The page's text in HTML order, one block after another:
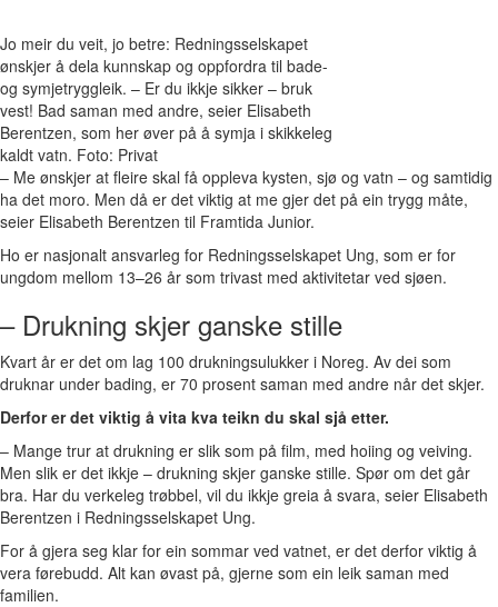
Jo meir du veit, jo betre: Redningsselskapet
ønskjer å dela kunnskap og oppfordra til bade-
og symjetryggleik. – Er du ikkje sikker – bruk
vest! Bad saman med andre, seier Elisabeth
Berentzen, som her øver på å symja i skikkeleg
kaldt vatn. Foto: Privat
– Me ønskjer at fleire skal få oppleva kysten, sjø og vatn – og samtidig
ha det moro. Men då er det viktig at me gjer det på ein trygg måte,
seier Elisabeth Berentzen til Framtida Junior.
Ho er nasjonalt ansvarleg for Redningsselskapet Ung, som er for
ungdom mellom 13–26 år som trivast med aktivitetar ved sjøen.
– Drukning skjer ganske stille
Kvart år er det om lag 100 drukningsulukker i Noreg. Av dei som
druknar under bading, er 70 prosent saman med andre når det skjer.
Derfor er det viktig å vita kva teikn du skal sjå etter.
– Mange trur at drukning er slik som på film, med hoiing og veiving.
Men slik er det ikkje – drukning skjer ganske stille. Spør om det går
bra. Har du verkeleg trøbbel, vil du ikkje greia å svara, seier Elisabeth
Berentzen i Redningsselskapet Ung.
For å gjera seg klar for ein sommar ved vatnet, er det derfor viktig å
vera førebudd. Alt kan øvast på, gjerne som ein leik saman med
familien.